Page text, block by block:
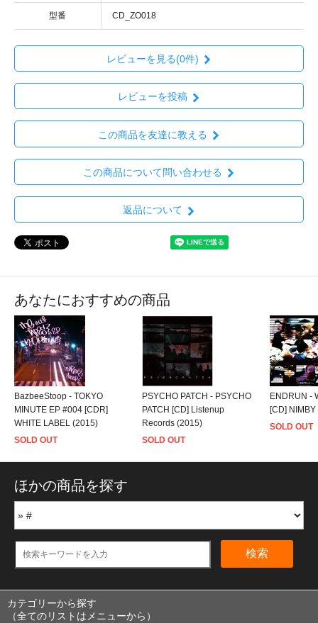
型番 CD_ZO018
レビューを見る(0件)
レビューを投稿
この商品を友達に教える
この商品について問い合わせる
返品について
あなたにおすすめの商品
BazbeeStoop - TOKYO
MINUTE EP #004 [CDR]
WHITE LABEL (2015)
SOLD OUT
PSYCHO PATCH - PSYCHO
PATCH [CD] Listenup
Records (2015)
SOLD OUT
ENDRUN -
[CD]
SOLD OUT
ほかの商品を探す
検索
カテゴリーから探す
（全てのリストはメニューから）